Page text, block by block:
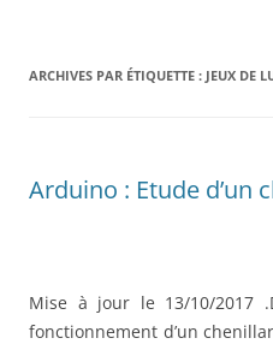
ARCHIVES PAR ÉTIQUETTE : JEUX DE
Arduino : Etude d’un
Mise à jour le 13/10/2017
fonctionnement d’un